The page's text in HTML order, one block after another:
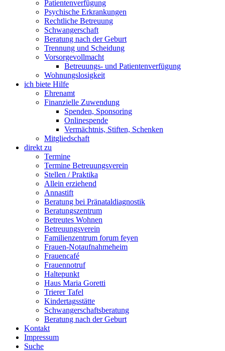
Patientenverfügung
Psychische Erkrankungen
Rechtliche Betreuung
Schwangerschaft
Beratung nach der Geburt
Trennung und Scheidung
Vorsorgevollmacht
Betreuungs- und Patientenverfügung
Wohnungslosigkeit
ich biete Hilfe
Ehrenamt
Finanzielle Zuwendung
Spenden, Sponsoring
Onlinespende
Vermächtnis, Stiften, Schenken
Mitgliedschaft
direkt zu
Termine
Termine Betreuungsverein
Stellen / Praktika
Allein erziehend
Annastift
Beratung bei Pränataldiagnostik
Beratungszentrum
Betreutes Wohnen
Betreuungsverein
Familienzentrum forum feyen
Frauen-Notaufnahmeheim
Frauencafé
Frauennotruf
Haltepunkt
Haus Maria Goretti
Trierer Tafel
Kindertagsstätte
Schwangerschaftsberatung
Beratung nach der Geburt
Kontakt
Impressum
Suche